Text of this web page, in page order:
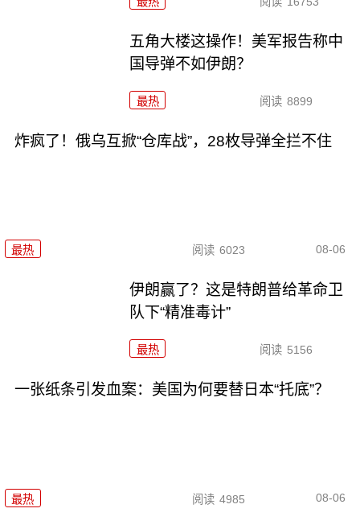
五角大楼这操作！美军报告称中
国导弹不如伊朗？
最热 阅读 8899
炸疯了！俄乌互掀“仓库战”，28枚导弹全拦不住
最热 阅读 6023 08-06
伊朗赢了？这是特朗普给革命卫
队下“精准毒计”
最热 阅读 5156
一张纸条引发血案：美国为何要替日本“托底”？
最热 阅读 4985 08-06